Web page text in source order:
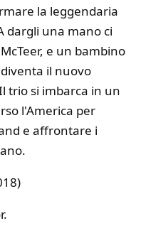
la leggendaria
dargli una mano ci
e un bambino
il nuovo
trio si imbarca in un
l'America per
e affrontare i